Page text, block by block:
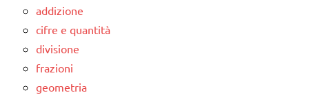
addizione
cifre e quantità
divisione
frazioni
geometria